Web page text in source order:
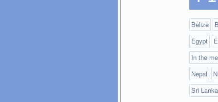
Belize
Egypt
In the
Nepal
Sri Lanka